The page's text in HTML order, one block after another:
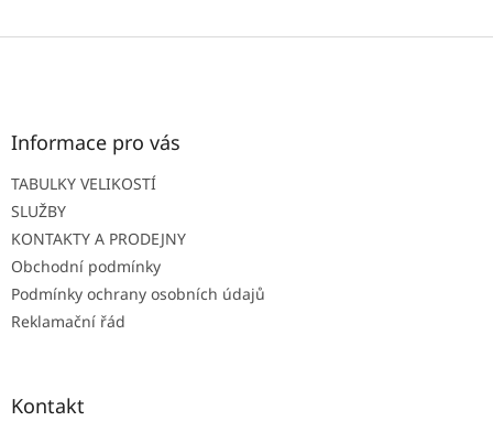
Z
Informace pro vás
TABULKY VELIKOSTÍ
SLUŽBY
KONTAKTY A PRODEJNY
Obchodní podmínky
Podmínky ochrany osobních údajů
Reklamační řád
Kontakt